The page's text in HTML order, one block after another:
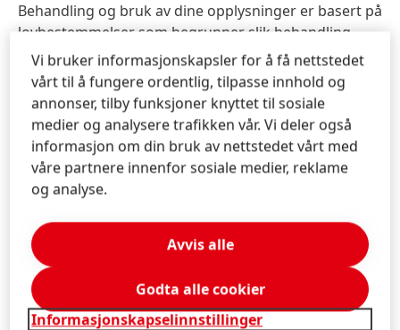
Behandling og bruk av dine opplysninger er basert på
lovbestemmelser som begrunner slik behandling
basert på at behandlingen er nødvendig for å
behandle din forespørsel.
Dersom du ikke har samtykket til lengre lagring, for
eksempel gjennom vår interessentforvaltning, vil vi
ikke lagre opplysningene lengre enn nødvendig for å
oppfylle det ovennevnte formålet eller så lenge som
nødvendig dersom noen lovbestemt lagringsplikt får
anvendelse.
For mer informasjon om hvordan Henkel behandler
dine personopplysninger vennligst se
Personvernserklæringen.
Vi bruker informasjonskapsler for å få nettstedet
vårt til å fungere ordentlig, tilpasse innhold og
annonser, tilby funksjoner knyttet til sosiale
medier og analysere trafikken vår. Vi deler også
informasjon om din bruk av nettstedet vårt med
våre partnere innenfor sosiale medier, reklame
og analyse.
Informasjonskapselinnstillinger
Avvis alle
Godta alle cookier